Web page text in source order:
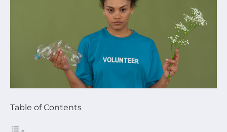
Table of Contents